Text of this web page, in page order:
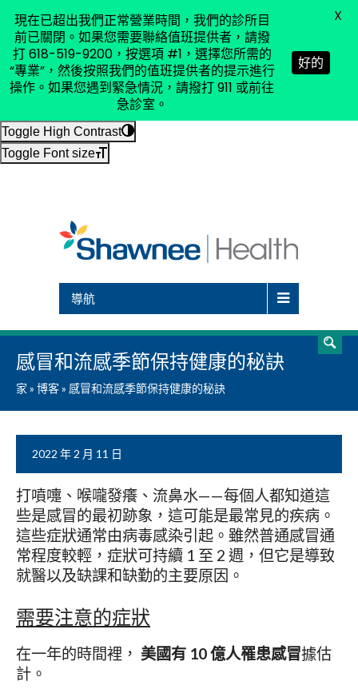
Toggle High Contrast
Toggle Font size
(618) 519-9200 | shsinfo@shsdc.org
導航
感冒和流感季節保持健康的秘訣
家 » 博客» 感冒和流感季節保持健康的秘訣
2022 年 2 月 11 日
打噴嚏、喉嚨發癢、流鼻水——每個人都知道這
些是感冒的最初跡象，這可能是最常見的疾病。
這些症狀通常由病毒感染引起。雖然普通感冒通
常程度較輕，症狀可持續 1 至 2 週，但它是導致
就醫以及缺課和缺勤的主要原因。
需要注意的症狀
在一年的時間裡， 美國有 10 億人罹患感冒據估
計。
現在已超出我們正常營業時間，我們的診所目
前已關閉。如果您需要聯絡值班提供者，請撥
打 618-519-9200，按選項 #1，選擇您所需的
“專業”，然後按照我們的值班提供者的提示進行
操作。如果您遇到緊急情況，請撥打 911 或前往
急診室。
好的
X